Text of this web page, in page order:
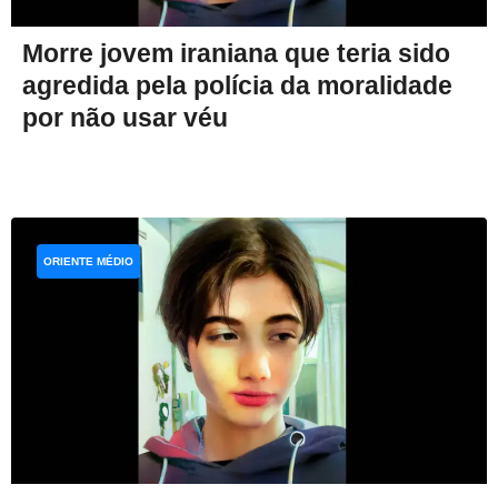
Morre jovem iraniana que teria sido
agredida pela polícia da moralidade
por não usar véu
ORIENTE MÉDIO